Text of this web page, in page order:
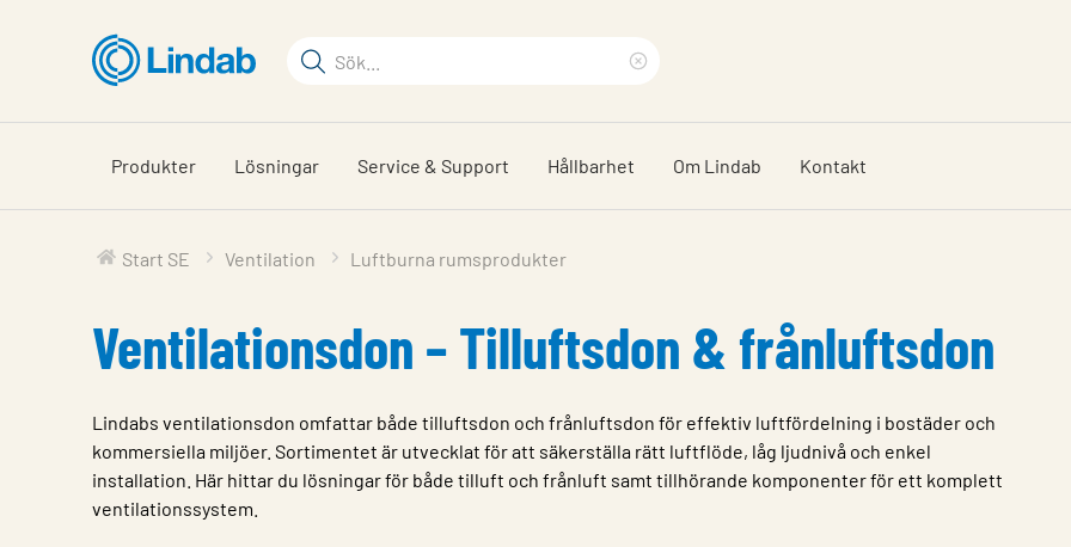
huvudinnehållet
Sökord
på
sajten
sökfras
Produkter Lösningar Service & Support Hållbarhet Om Lindab Kontakt
Start SE Ventilation Luftburna rumsprodukter
Ventilationsdon – Tilluftsdon & frånluftsdon
Lindabs ventilationsdon omfattar både tilluftsdon och frånluftsdon för effektiv luftfördelning i bostäder och
kommersiella miljöer. Sortimentet är utvecklat för att säkerställa rätt luftflöde, låg ljudnivå och enkel
installation. Här hittar du lösningar för både tilluft och frånluft samt tillhörande komponenter för ett komplett
ventilationssystem.